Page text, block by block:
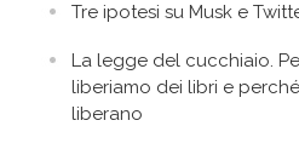
Tre ipotesi su Musk e
La legge del cucchiaio.
liberiamo dei libri e
liberano